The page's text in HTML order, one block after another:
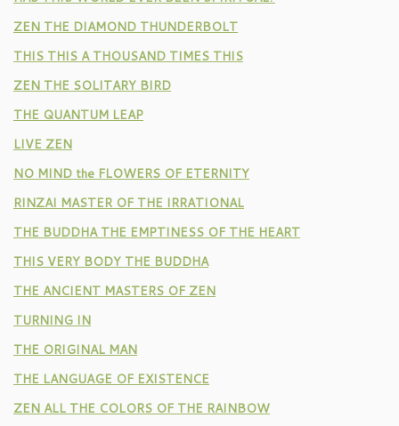
ZEN THE DIAMOND THUNDERBOLT
THIS THIS A THOUSAND TIMES THIS
ZEN THE SOLITARY BIRD
THE QUANTUM LEAP
LIVE ZEN
NO MIND the FLOWERS OF ETERNITY
RINZAI MASTER OF THE IRRATIONAL
THE BUDDHA THE EMPTINESS OF THE HEART
THIS VERY BODY THE BUDDHA
THE ANCIENT MASTERS OF ZEN
TURNING IN
THE ORIGINAL MAN
THE LANGUAGE OF EXISTENCE
ZEN ALL THE COLORS OF THE RAINBOW